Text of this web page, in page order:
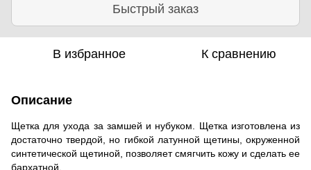
Быстрый заказ
В избранное К сравнению
Описание
Щетка для ухода за замшей и нубуком. Щетка изготовлена из
достаточно твердой, но гибкой латунной щетины, окруженной
синтетической щетиной,
позволяет смягчить кожу и сделать ее
бархатной.